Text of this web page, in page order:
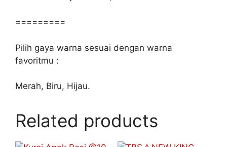
=========
Pilih gaya warna sesuai dengan warna
favoritmu :
Merah, Biru, Hijau.
Related products